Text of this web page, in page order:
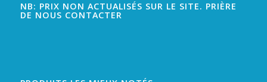
NB: PRIX NON ACTUALISÉS SUR LE SITE. PRIÈRE
DE NOUS CONTACTER